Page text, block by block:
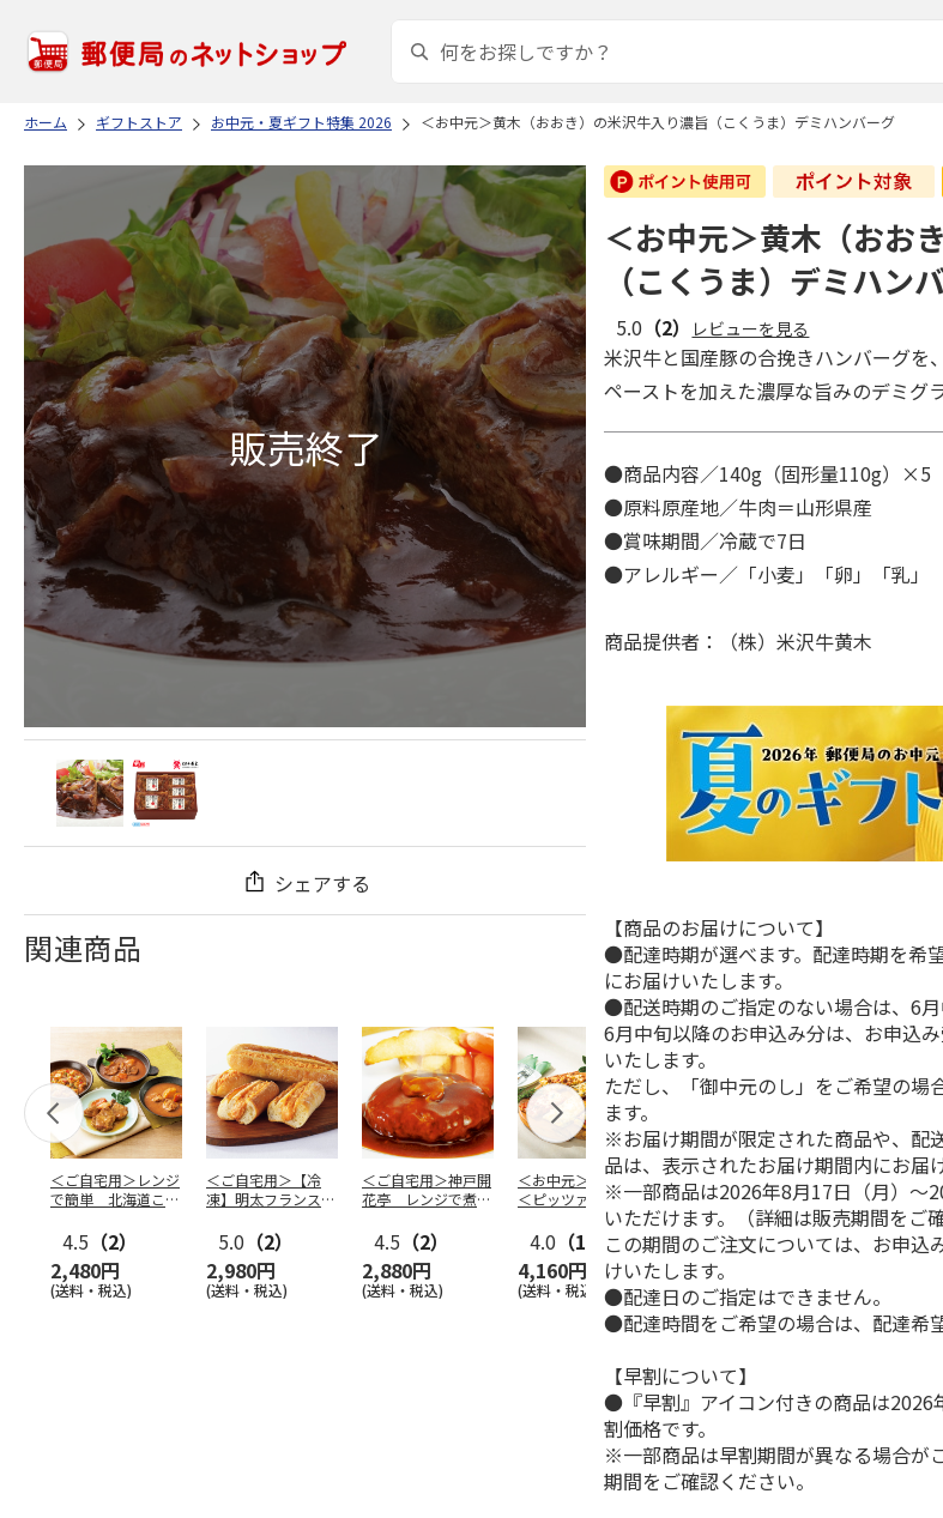
ホーム ギフトストア お中元・夏ギフト特集 2026 ＜お中元＞黄木（おおき）の米沢牛入り濃旨（こくうま）デミハンバーグ
シェアする
関連商品
＜ご自宅用＞レンジ
で簡単 北海道こだ
4.5 （2）
2,480円
(送料・税込)
＜ご自宅用＞【冷
凍】明太フランス
5.0 （2）
2,980円
(送料・税込)
＜ご自宅用＞神戸開
花亭 レンジで煮込
4.5 （2）
2,880円
(送料・税込)
＜お中元＞【冷凍】
＜ピッツァ・アル・
ターイオ＞ローマの
四角…
4.0 （1）
4,160円
(送料・税込)
【冷凍】「JINBO
MINAMI AOYAMA」
焼き目つ
3,240円
(送料・税込)
＜お中元＞神戸
亭 レンジで煮
ハンバーグ２種
5.0 （1）
(送料・税込)
＜お中元＞黄木（おお
（こくうま）デミハン
5.0 （2） レビューを見る
米沢牛と国産豚の合挽きハンバーグを
ペーストを加えた濃厚な旨みのデミグ
●商品内容／140g（固形量110g）×5
●原料原産地／牛肉＝山形県産
●賞味期間／冷蔵で7日
●アレルギー／「小麦」「卵」「乳」
商品提供者：（株）米沢牛黄木
【商品のお届けについて】
●配達時期が選べます。配達時期を希
にお届けいたします。
●配送時期のご指定のない場合は、6月
6月中旬以降のお申込み分は、お申込
いたします。
ただし、「御中元のし」をご希望の場
ます。
※お届け期間が限定された商品や、配
品は、表示されたお届け期間内にお届
※一部商品は2026年8月17日（月）～
いただけます。（詳細は販売期間をご
この期間のご注文については、お申込
けいたします。
●配達日のご指定はできません。
●配達時間をご希望の場合は、配達希
【早割について】
●『早割』アイコン付きの商品は2026
割価格です。
※一部商品は早割期間が異なる場合が
期間をご確認ください。